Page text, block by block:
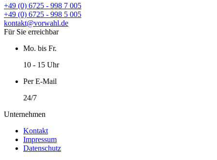
+49 (0) 6725 - 998 7 005
+49 (0) 6725 - 998 5 005
kontakt@vorwahl.de
Für Sie erreichbar
Mo. bis Fr.
10 - 15 Uhr
Per E-Mail
24/7
Unternehmen
Kontakt
Impressum
Datenschutz